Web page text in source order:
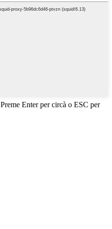
Preme Enter per circà o ESC per